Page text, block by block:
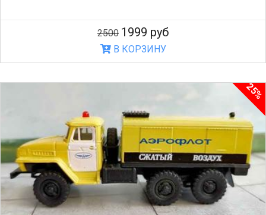
2500 1999 руб
В КОРЗИНУ
25%